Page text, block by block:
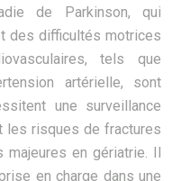
de Parkinson, qui
des difficultés motrices
tels que
artérielle, sont
une surveillance
les risques de fractures
en gériatrie. Il
en charge dans une